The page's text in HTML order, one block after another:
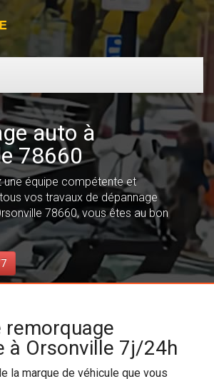
auto à
78660
une équipe compétente et
vos travaux de dépannage
78660, vous êtes au bon
remorquage
à Orsonville 7j/24h
la marque de véhicule que vous